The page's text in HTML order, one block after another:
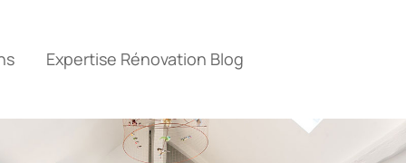
Expertise Rénovation Blog